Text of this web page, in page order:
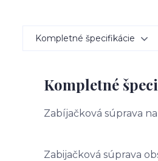
Kompletné špecifikácie
Kompletné
Zabíjačková súprava
Zabijačková súprava